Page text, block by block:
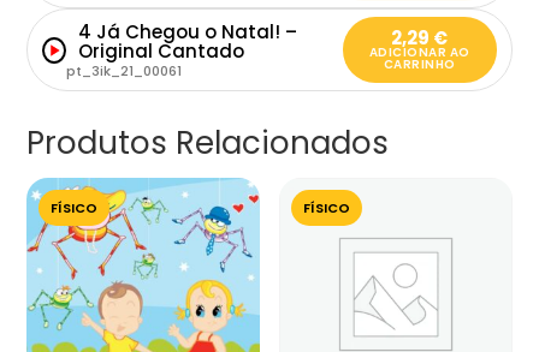
4 Já Chegou o Natal! –
Original Cantado
pt_3ik_21_00061
2,29 €
ADICIONAR AO
CARRINHO
Produtos Relacionados
FÍSICO FÍSICO